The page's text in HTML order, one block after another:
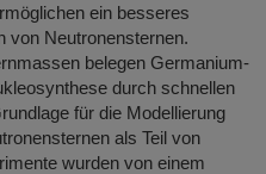
ein besseres
von Neutronensternen.
belegen Germanium-
durch schnellen
für die Modellierung
als Teil von
wurden von einem